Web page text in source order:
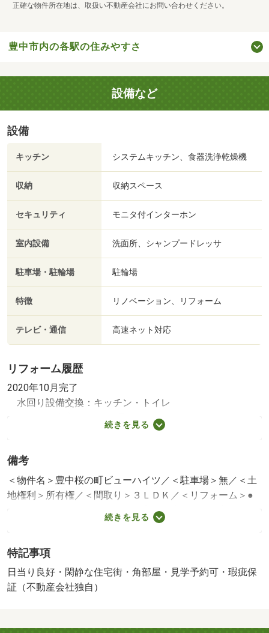
正確な物件所在地は、取扱い不動産会社にお問い合わせください。
豊中市内の各駅の住みやすさ
設備など
設備
キッチン システムキッチン、食器洗浄乾燥機
収納 収納スペース
セキュリティ モニタ付インターホン
室内設備 洗面所、シャンプードレッサ
駐車場・駐輪場 駐輪場
特徴 リノベーション、リフォーム
テレビ・通信 高速ネット対応
リフォーム履歴
2020年10月完了
水回り設備交換：キッチン・トイレ
その他：全室クロス/建具
※年月は一番古いリフォーム箇所を表します
続きを見る
備考
＜物件名＞豊中桜の町ビューハイツ／＜駐車場＞無／＜土
地権利＞所有権／＜間取り＞３ＬＤＫ／＜リフォーム＞●
リフォーム：２０２０年１０月完了（水回り設備交換：キ
ッチン・トイレ、その他：全室クロス／建具）※年月は一
履歴あり（２０２０年１０月実施済）・室内丁寧にお使い
です、瑕疵保証付（不動産会社独自）・山が見える・スー
パー 徒歩１０分以内・内装リフォーム・南向き
続きを見る
特記事項
日当り良好・閑静な住宅街・角部屋・見学予約可・瑕疵保
証（不動産会社独自）